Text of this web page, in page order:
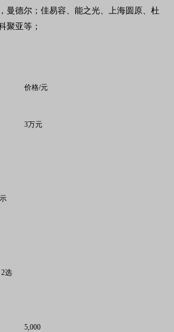
曼德尔；佳易容、能之光、上海圆原、杜
聚亚等；
价格/元
3万元
2选
5,000